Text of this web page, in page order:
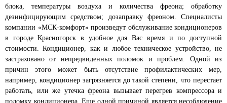
блока, температуры воздуха и количества фреона; обработку
дезинфицирующим средством; дозаправку фреоном. Специалисты
компании «МСК-комфорт» произведут обслуживание кондиционеров
в городе Красногорск в удобное для Вас время и по доступной
стоимости. Кондиционер, как и любое техническое устройство, не
застраховано от непредвиденных поломок и проблем. Одной из
причин этого может быть отсутствие профилактических мер,
например, кондиционер загрязняется до такой степени, что перестает
работать, или же утечка фреона вызывает перегрев компрессора и
поломку кондиционера. Еще одной причиной является несоблюдение